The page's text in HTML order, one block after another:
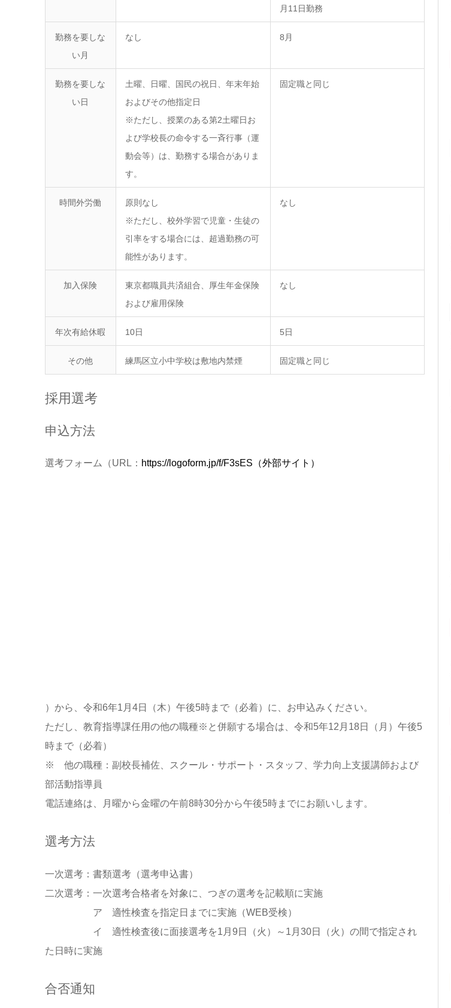
月11日勤務
勤務を要しな
い月
なし 8月
勤務を要しな
い日
土曜、日曜、国民の祝日、年末年始
およびその他指定日
※ただし、授業のある第2土曜日お
よび学校長の命令する一斉行事（運
動会等）は、勤務する場合がありま
す。
固定職と同じ
時間外労働
原則なし
※ただし、校外学習で児童・生徒の
引率をする場合には、超過勤務の可
能性があります。
なし
加入保険
東京都職員共済組合、厚生年金保険
および雇用保険
なし
年次有給休暇 10日 5日
その他 練馬区立小中学校は敷地内禁煙 固定職と同じ
採用選考
申込方法
選考フォーム（URL： https://logoform.jp/f/F3sES（外部サイト）
）から、 令和6年1月4日（木）午後5時まで（必着） に、お申込みください。
ただし、 教育指導課任用の他の職種※と併願する場合は、令和5年12月18日（月）午後5
時まで（必着）
※ 他の職種：副校長補佐、スクール・サポート・スタッフ、学力向上支援講師および
部活動指導員
電話連絡は、月曜から金曜の午前8時30分から午後5時までにお願いします。
選考方法
一次選考：書類選考（選考申込書）
二次選考：一次選考合格者を対象に、つぎの選考を記載順に実施
ア 適性検査を指定日までに実施（WEB受検）
イ 適性検査後に面接選考を1月9日（火）～1月30日（火）の間で指定され
た日時に実施
合否通知